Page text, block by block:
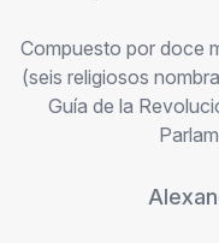
Compuesto por doce
(seis religiosos
Guía de la